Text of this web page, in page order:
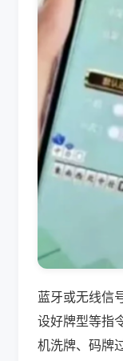
蓝牙或无线信
设好牌型等指
机洗牌、码牌